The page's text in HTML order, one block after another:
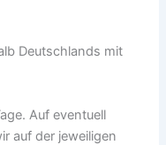
Deutschlands mit
Auf eventuell
auf der jeweiligen